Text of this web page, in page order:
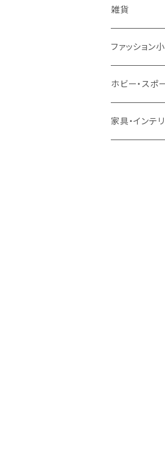
水着・オーバー
帽子
浴衣
スニーカー
サンダル
キッズ＆ベビー
メンズ
キッズ＆ベビ
アクセサリ
ケース・カバー
ケーブル・アダ
ケース
スタント
フィルム
雑貨
ガラス
タオル
キーホルダー
ファッション
サングラス・
手芸・ハンド
ホビー・スポ
アウトドア・キ
家具・インテ